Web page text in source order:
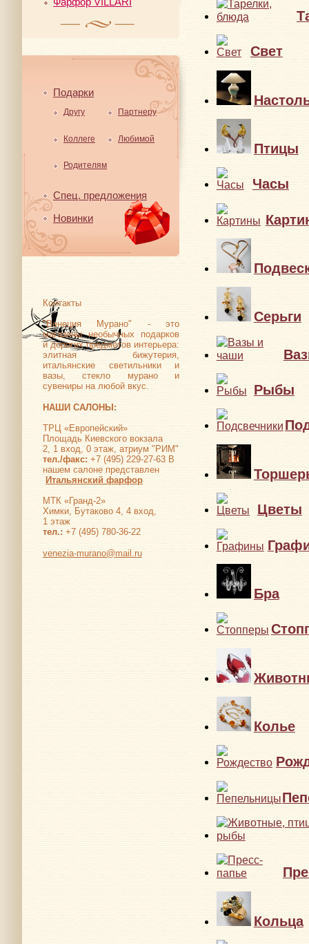
Подарки
Другу Партнеру
Коллеге Любимой
Родителям
Спец. предложения
Новинки
Контакты
"Венеция Мурано" - это
магазины необычных подарков
и дорогих предметов интерьера:
элитная бижутерия,
итальянские светильники и
вазы, стекло мурано и
сувениры на любой вкус.
НАШИ САЛОНЫ:
ТРЦ «Европейский»
Площадь Киевского вокзала
2, 1 вход, 0 этаж, атриум "РИМ"
тел./факс: +7 (495) 229-27-63 В
нашем салоне представлен
Итальянский фарфор
МТК «Гранд-2»
Химки, Бутаково 4, 4 вход,
1 этаж
тел.: +7 (495) 780-36-22
venezia-murano@mail.ru
Свет
Птицы
Часы
Серьги
Рыбы
Цветы
Бра
Колье
Кольца